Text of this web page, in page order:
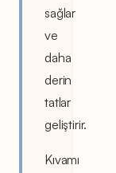
sağlar
ve
daha
derin
tatlar
geliştirir.
Kıvamı